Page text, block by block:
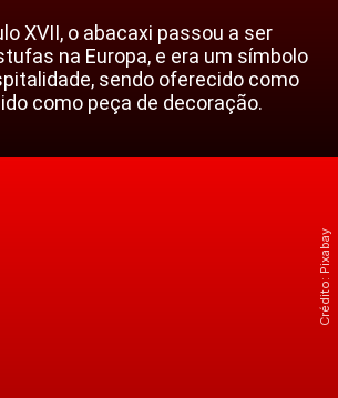
XVII, o abacaxi passou a ser
na Europa, e era um símbolo
sendo oferecido como
como peça de decoração.
Crédito: Pixabay